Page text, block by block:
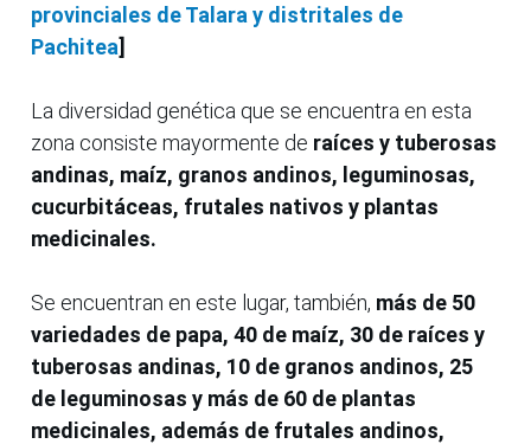
provinciales de Talara y distritales de
Pachitea]
La diversidad genética que se encuentra en esta
zona consiste mayormente de raíces y tuberosas
andinas, maíz, granos andinos, leguminosas,
cucurbitáceas, frutales nativos y plantas
medicinales.
Se encuentran en este lugar, también, más de 50
variedades de papa, 40 de maíz, 30 de raíces y
tuberosas andinas, 10 de granos andinos, 25
de leguminosas y más de 60 de plantas
medicinales, además de frutales andinos,